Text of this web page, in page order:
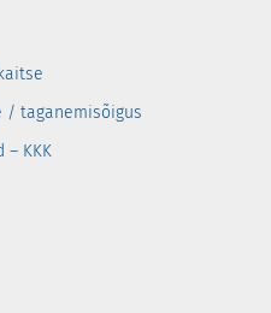
/ taganemisõigus
– KKK